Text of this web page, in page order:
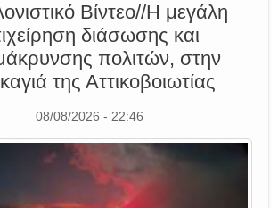
Βίντεο//Η μεγάλη
διάσωσης και
πολιτών, στην
της Αττικοβοιωτίας
08/08/2026 - 22:46